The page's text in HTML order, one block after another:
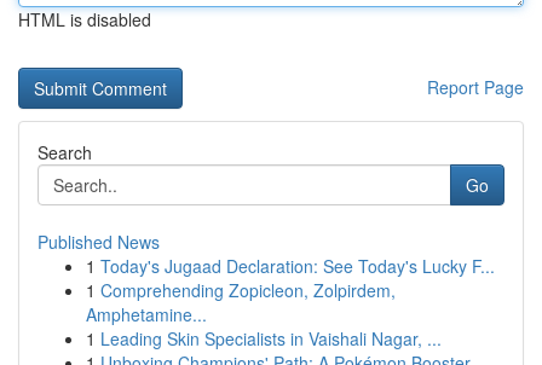
HTML is disabled
Report Page
Search
Go
Published News
1 Today's Jugaad Declaration: See Today's Lucky F...
1 Comprehending Zopicleon, Zolpirdem,
Amphetamine...
1 Leading Skin Specialists in Vaishali Nagar, ...